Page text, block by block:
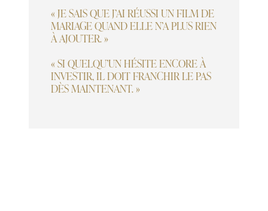
« JE SAIS QUE J’AI RÉUSSI UN FILM DE
MARIAGE QUAND ELLE N’A PLUS RIEN
À AJOUTER. »
« SI QUELQU’UN HÉSITE ENCORE À
INVESTIR, IL DOIT FRANCHIR LE PAS
DÈS MAINTENANT. »